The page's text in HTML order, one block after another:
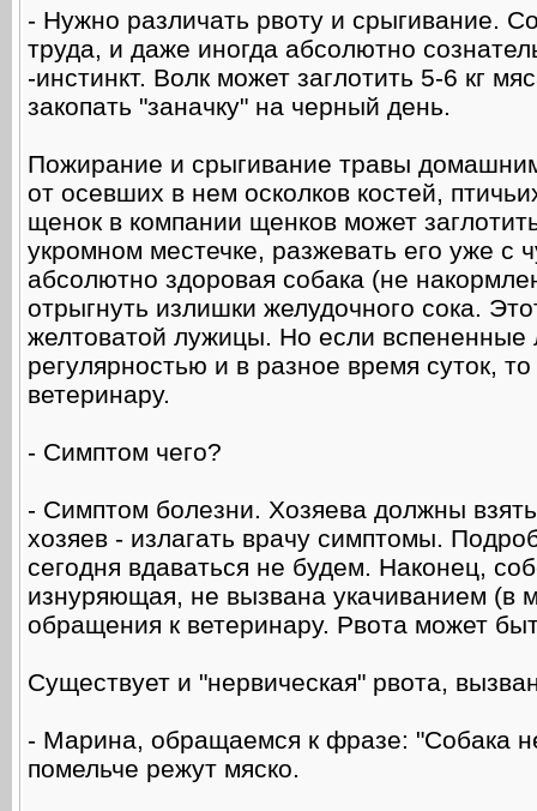
- Нужно различать рвоту и срыгивание.
труда, и даже иногда абсолютно
-инстинкт. Волк может заглотить 5-6 кг
закопать "заначку" на черный день.
Пожирание и срыгивание травы
от осевших в нем осколков костей,
щенок в компании щенков может
укромном местечке, разжевать его уже с
абсолютно здоровая собака (не
отрыгнуть излишки желудочного сока.
желтоватой лужицы. Но если
регулярностью и в разное время суток,
ветеринару.
- Симптом чего?
- Симптом болезни. Хозяева должны
хозяев - излагать врачу симптомы.
сегодня вдаваться не будем. Наконец,
изнуряющая, не вызвана укачиванием (в
обращения к ветеринару. Рвота может
Существует и "нервическая" рвота,
- Марина, обращаемся к фразе: "Собака
помельче режут мяско.